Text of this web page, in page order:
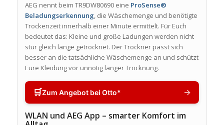
AEG nennt beim TR9DW80690 eine ProSense®
Beladungserkennung, die Wäschemenge und benötigte
Trockenzeit innerhalb einer Minute ermittelt. Für Euch
bedeutet das: Kleine und große Ladungen werden nicht
stur gleich lange getrocknet. Der Trockner passt sich
besser an die tatsächliche Wäschemenge an und schützt
Eure Kleidung vor unnötig langer Trocknung.
🛒Zum Angebot bei Otto* →
WLAN und AEG App – smarter Komfort im